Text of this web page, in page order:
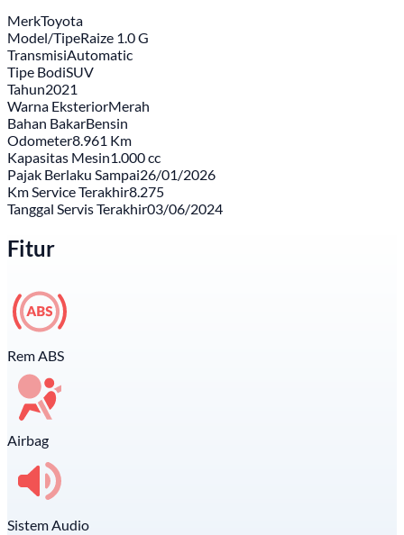
MerkToyota
Model/TipeRaize 1.0 G
TransmisiAutomatic
Tipe BodiSUV
Tahun2021
Warna EksteriorMerah
Bahan BakarBensin
Odometer8.961 Km
Kapasitas Mesin1.000 cc
Pajak Berlaku Sampai26/01/2026
Km Service Terakhir8.275
Tanggal Servis Terakhir03/06/2024
Fitur
Rem ABS
Airbag
Sistem Audio